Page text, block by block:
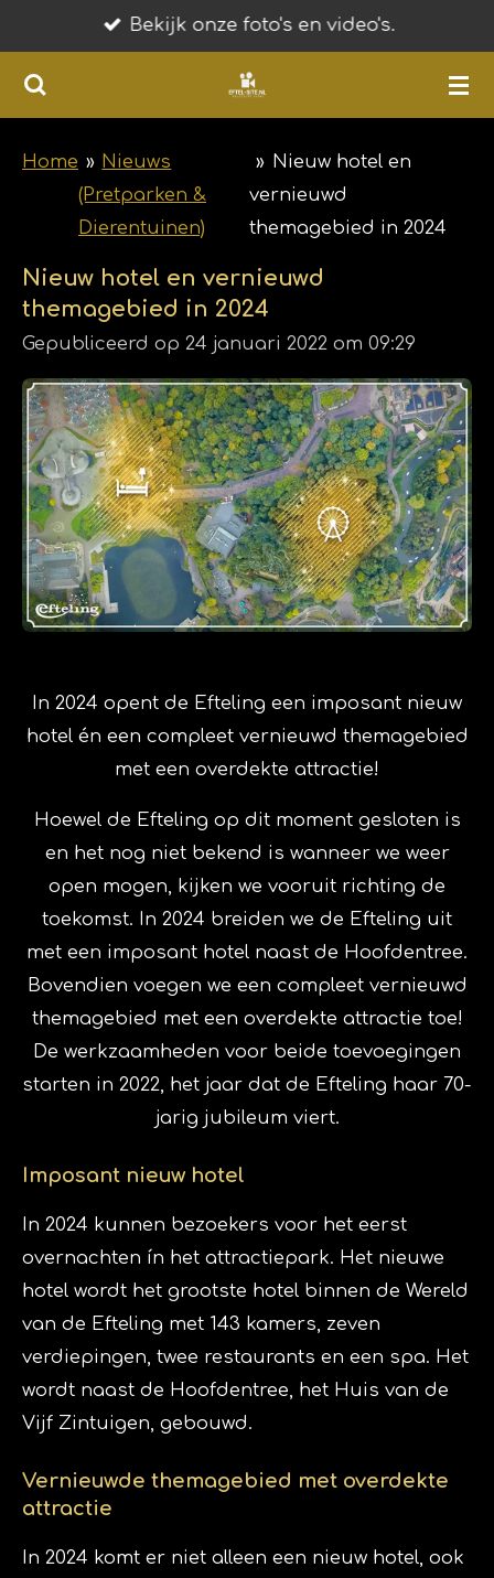
direct
naar
de
hoofdinhoud
Bekijk onze foto's en video's.
Home » Nieuws
(Pretparken &
Dierentuinen)
» Nieuw hotel en
vernieuwd
themagebied in 2024
Nieuw hotel en vernieuwd
themagebied in 2024
Gepubliceerd op 24 januari 2022 om 09:29
In 2024 opent de Efteling een imposant nieuw
hotel én een compleet vernieuwd themagebied
met een overdekte attractie!
Hoewel de Efteling op dit moment gesloten is
en het nog niet bekend is wanneer we weer
open mogen, kijken we vooruit richting de
toekomst. In 2024 breiden we de Efteling uit
met een imposant hotel naast de Hoofdentree.
Bovendien voegen we een compleet vernieuwd
themagebied met een overdekte attractie toe!
De werkzaamheden voor beide toevoegingen
starten in 2022, het jaar dat de Efteling haar 70-
jarig jubileum viert.
Imposant nieuw hotel
In 2024 kunnen bezoekers voor het eerst
overnachten ín het attractiepark. Het nieuwe
hotel wordt het grootste hotel binnen de Wereld
van de Efteling met 143 kamers, zeven
verdiepingen, twee restaurants en een spa. Het
wordt naast de Hoofdentree, het Huis van de
Vijf Zintuigen, gebouwd.
Vernieuwde themagebied met overdekte
attractie
In 2024 komt er niet alleen een nieuw hotel, ook